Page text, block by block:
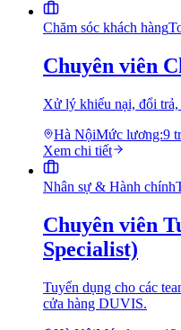
Chăm sóc khách hàng
Chuyên viên
Xử lý khiếu nại, đổi trả,
Hà NộiMức lương:9
Xem chi tiết
Nhân sự & Hành chính
Chuyên viên
Specialist)
Tuyển dụng cho các
cửa hàng DUVIS.